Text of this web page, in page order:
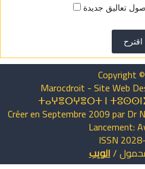
تعاليق جديدة
اقترح
Copyright
Marocdroit - Site Web
ⵜⴰⵖⴻⵔⵖⴻⵔⵜ ⵏ
Créer en Septembre 2009 par Dr
Lancement:
ISSN
/الويب